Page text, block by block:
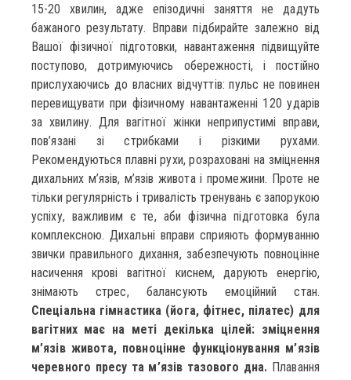
15-20 хвилин, адже епізодичні заняття не дадуть
бажаного результату. Вправи підбирайте залежно від
Вашої фізичної підготовки, навантаження підвищуйте
поступово, дотримуючись обережності, і постійно
прислухаючись до власних відчуттів: пульс не повинен
перевищувати при фізичному навантаженні 120 ударів
за хвилину. Для вагітної жінки неприпустимі вправи,
пов’язані зі стрибками і різкими рухами.
Рекомендуються плавні рухи, розраховані на зміцнення
дихальних м’язів, м’язів живота і промежини. Проте не
тільки регулярність і тривалість тренувань є запорукою
успіху, важливим є те, аби фізична підготовка була
комплексною. Дихальні вправи сприяють формуванню
звички правильного дихання, забезпечують повноцінне
насичення крові вагітної киснем, дарують енергію,
знімають стрес, балансують емоційний стан.
Спеціальна гімнастика (йога, фітнес, пілатес) для
вагітних має на меті декілька цілей: зміцнення
м’язів живота, повноцінне функціонування м’язів
черевного пресу та м’язів тазового дна. Плавання